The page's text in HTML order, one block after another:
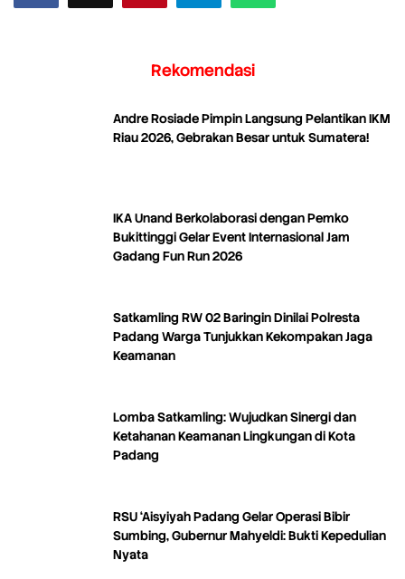
Rekomendasi
Andre Rosiade Pimpin Langsung Pelantikan IKM
Riau 2026, Gebrakan Besar untuk Sumatera!
IKA Unand Berkolaborasi dengan Pemko
Bukittinggi Gelar Event Internasional Jam
Gadang Fun Run 2026
Satkamling RW 02 Baringin Dinilai Polresta
Padang Warga Tunjukkan Kekompakan Jaga
Keamanan
Lomba Satkamling: Wujudkan Sinergi dan
Ketahanan Keamanan Lingkungan di Kota
Padang
RSU ‘Aisyiyah Padang Gelar Operasi Bibir
Sumbing, Gubernur Mahyeldi: Bukti Kepedulian
Nyata